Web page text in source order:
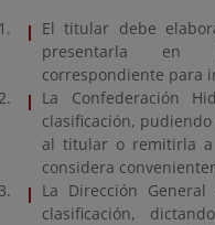
El titular debe
presentarla en
correspondiente para
La Confederación
clasificación,
al titular o remitirla a
considera
La Dirección
clasificación,